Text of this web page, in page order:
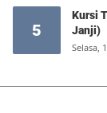
5
Kursi
Janji)
Selasa,